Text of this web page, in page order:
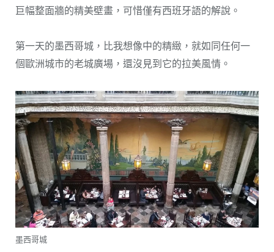
巨幅整面牆的精美壁畫，可惜僅有西班牙語的解說。
第一天的墨西哥城，比我想像中的精緻，就如同任何一
個歐洲城市的老城廣場，還沒見到它的拉美風情。
墨西哥城